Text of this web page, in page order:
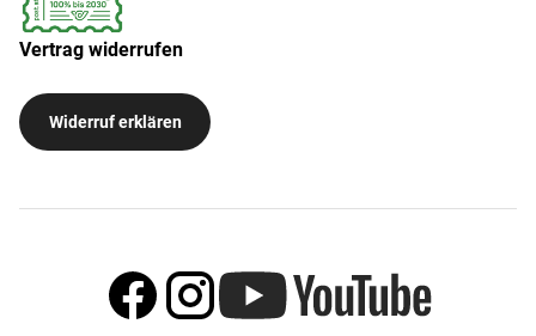
Vertrag widerrufen
Widerruf erklären